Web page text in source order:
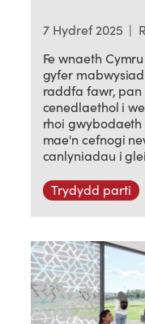
7 Hydref 2025 |
Fe wnaeth
gyfer
raddfa fawr,
cenedlaethol i
rhoi
mae'n cefnogi
canlyniadau i
Trydydd parti